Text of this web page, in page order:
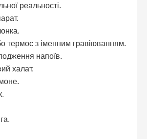
реальності.
термос з іменним гравіюванням.
напоїв.
халат.